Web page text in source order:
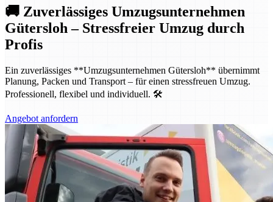
🚚 Zuverlässiges Umzugsunternehmen
Gütersloh – Stressfreier Umzug durch
Profis
Ein zuverlässiges **Umzugsunternehmen Gütersloh** übernimmt
Planung, Packen und Transport – für einen stressfreuen Umzug.
Professionell, flexibel und individuell. 🛠️
Angebot anfordern